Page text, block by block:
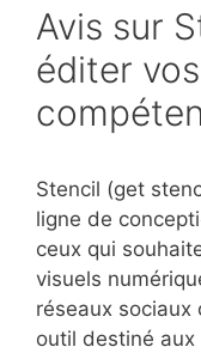
Avis sur
éditer
Stencil (get
ligne de
ceux qui
visuels
réseaux sociaux
outil destiné aux